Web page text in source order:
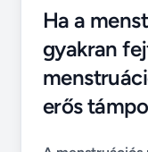
Ha a
gyakran
erős